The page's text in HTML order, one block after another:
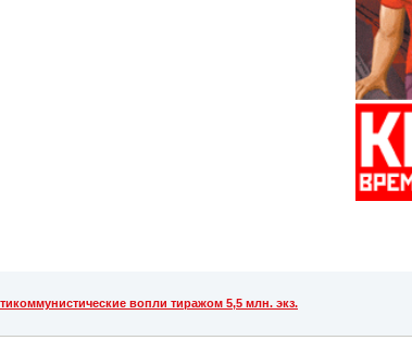
вопли тиражом 5,5 млн. экз.